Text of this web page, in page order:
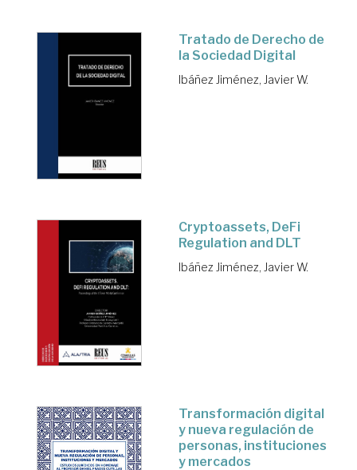
Tratado de Derecho de
la Sociedad Digital
Ibáñez Jiménez, Javier W.
Cryptoassets, DeFi
Regulation and DLT
Ibáñez Jiménez, Javier W.
Transformación digital
y nueva regulación de
personas, instituciones
y mercados